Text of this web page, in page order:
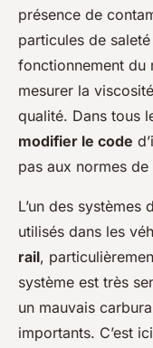
présence de
particules de
fonctionnement du
mesurer la
qualité. Dans tous
modifier le code
pas aux normes
L’un des systèmes
utilisés dans les
rail,
système est très
un mauvais
importants. C’est